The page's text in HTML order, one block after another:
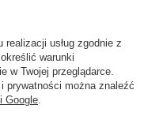
usług zgodnie z
warunki
w Twojej przeglądarce.
prywatności można znaleźć
Google.